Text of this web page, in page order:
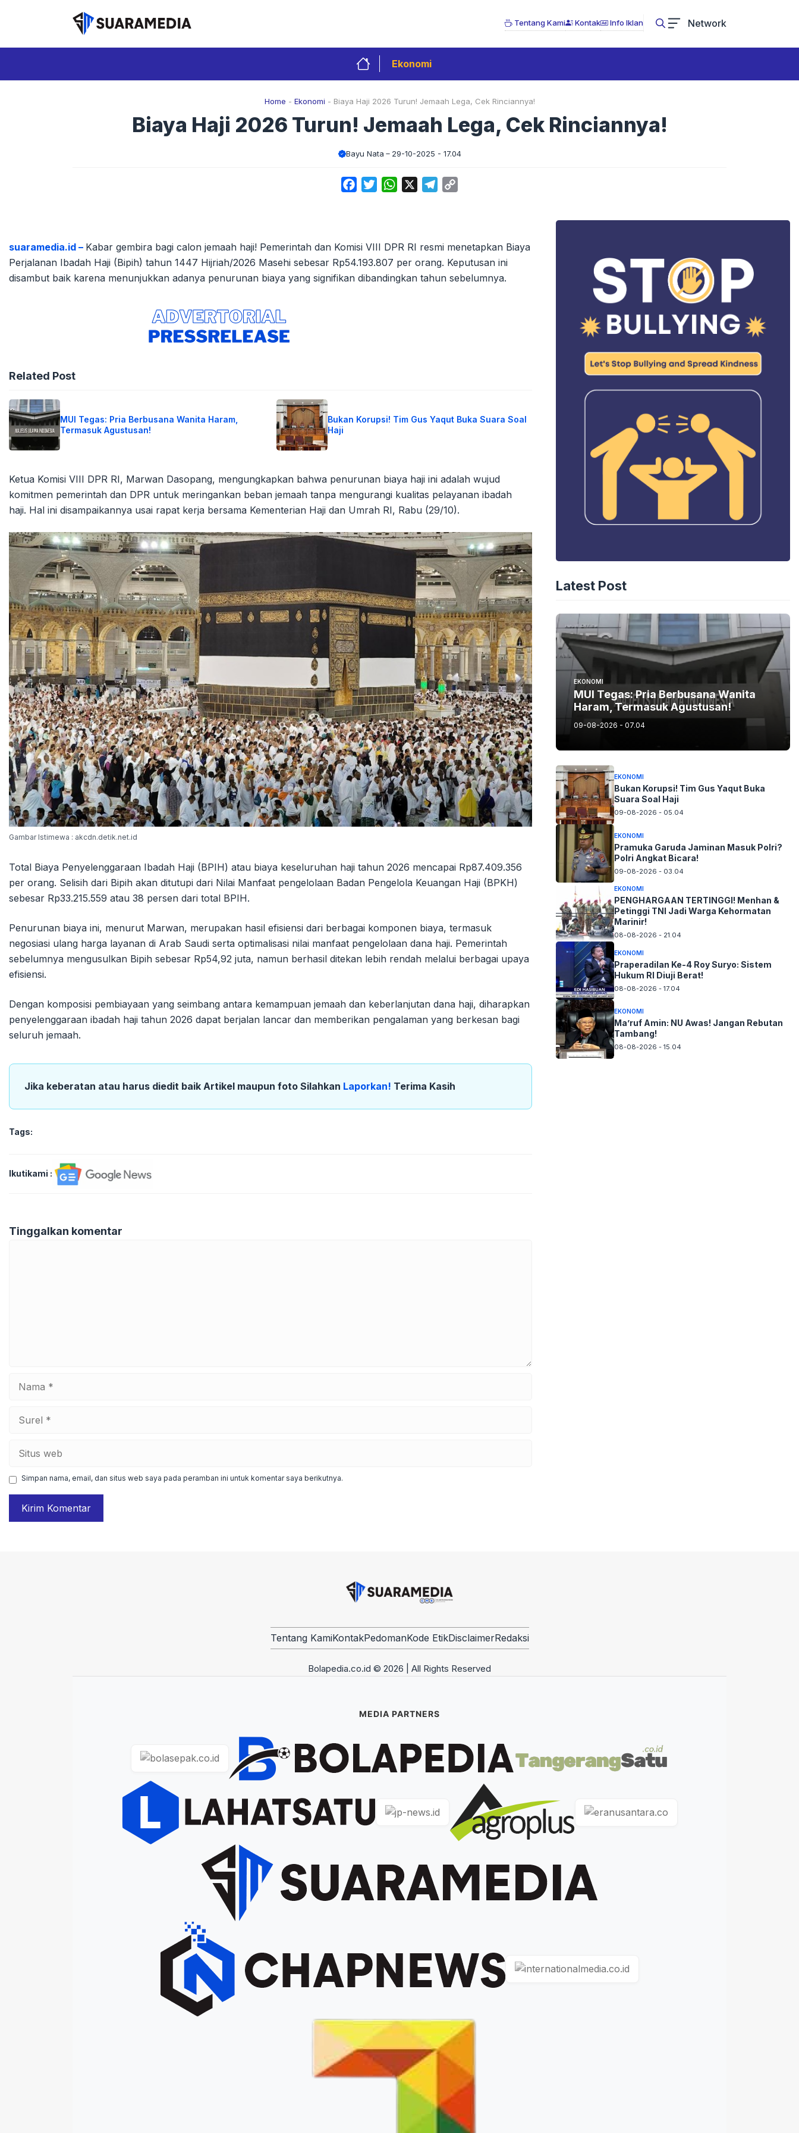
Tentang Kami Kontak Info Iklan Network
Ekonomi
Home - Ekonomi - Biaya Haji 2026 Turun! Jemaah Lega, Cek Rinciannya!
Biaya Haji 2026 Turun! Jemaah Lega, Cek Rinciannya!
Bayu Nata 29-10-2025 - 17.04
FacebookTwitterWhatsApp Telegram
suaramedia.id – Kabar gembira bagi calon jemaah haji! Pemerintah dan Komisi VIII DPR RI resmi menetapkan Biaya
Perjalanan Ibadah Haji (Bipih) tahun 1447 Hijriah/2026 Masehi sebesar Rp54.193.807 per orang. Keputusan ini
disambut baik karena menunjukkan adanya penurunan biaya yang signifikan dibandingkan tahun sebelumnya.
Related Post
MUI Tegas: Pria Berbusana Wanita Haram,
Termasuk Agustusan!
Bukan Korupsi! Tim Gus Yaqut Buka Suara Soal
Haji
Ketua Komisi VIII DPR RI, Marwan Dasopang, mengungkapkan bahwa penurunan biaya haji ini adalah wujud
komitmen pemerintah dan DPR untuk meringankan beban jemaah tanpa mengurangi kualitas pelayanan ibadah
haji. Hal ini disampaikannya usai rapat kerja bersama Kementerian Haji dan Umrah RI, Rabu (29/10).
Gambar Istimewa : akcdn.detik.net.id
Total Biaya Penyelenggaraan Ibadah Haji (BPIH) atau biaya keseluruhan haji tahun 2026 mencapai Rp87.409.356
per orang. Selisih dari Bipih akan ditutupi dari Nilai Manfaat pengelolaan Badan Pengelola Keuangan Haji (BPKH)
sebesar Rp33.215.559 atau 38 persen dari total BPIH.
Penurunan biaya ini, menurut Marwan, merupakan hasil efisiensi dari berbagai komponen biaya, termasuk
negosiasi ulang harga layanan di Arab Saudi serta optimalisasi nilai manfaat pengelolaan dana haji. Pemerintah
sebelumnya mengusulkan Bipih sebesar Rp54,92 juta, namun berhasil ditekan lebih rendah melalui berbagai upaya
efisiensi.
Dengan komposisi pembiayaan yang seimbang antara kemampuan jemaah dan keberlanjutan dana haji, diharapkan
penyelenggaraan ibadah haji tahun 2026 dapat berjalan lancar dan memberikan pengalaman yang berkesan bagi
seluruh jemaah.
Jika keberatan atau harus diedit baik Artikel maupun foto Silahkan Laporkan! Terima Kasih
Tags:
Ikutikami :
Tinggalkan komentar
web
Simpan nama, email, dan situs web saya pada peramban ini untuk komentar saya berikutnya.
Latest Post
EKONOMI
MUI Tegas: Pria Berbusana Wanita
Haram, Termasuk Agustusan!
09-08-2026 - 07.04
EKONOMI
Bukan Korupsi! Tim Gus Yaqut Buka
Suara Soal Haji
09-08-2026 - 05.04
EKONOMI
Pramuka Garuda Jaminan Masuk Polri?
Polri Angkat Bicara!
09-08-2026 - 03.04
EKONOMI
PENGHARGAAN TERTINGGI! Menhan &
Petinggi TNI Jadi Warga Kehormatan
Marinir!
08-08-2026 - 21.04
EKONOMI
Praperadilan Ke-4 Roy Suryo: Sistem
Hukum RI Diuji Berat!
08-08-2026 - 17.04
EKONOMI
Ma’ruf Amin: NU Awas! Jangan Rebutan
Tambang!
08-08-2026 - 15.04
Tentang KamiKontakPedomanKode EtikDisclaimerRedaksi
Bolapedia.co.id © 2026 | All Rights Reserved
MEDIA PARTNERS